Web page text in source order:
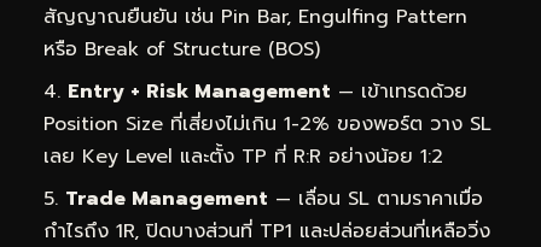
สัญญาณยืนยัน เช่น Pin Bar, Engulfing Pattern
หรือ Break of Structure (BOS)
Entry + Risk Management — เข้าเทรดด้วย
Position Size ที่เสี่ยงไม่เกิน 1-2% ของพอร์ต วาง SL
เลย Key Level และตั้ง TP ที่ R:R อย่างน้อย 1:2
Trade Management — เลื่อน SL ตามราคาเมื่อ
กำไรถึง 1R, ปิดบางส่วนที่ TP1 และปล่อยส่วนที่เหลือวิ่ง